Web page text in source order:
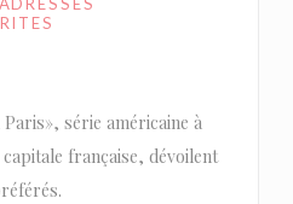
Paris», série américaine à
française, dévoilent